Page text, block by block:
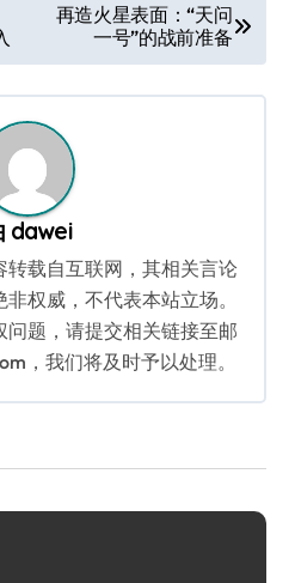
再造火星表面：“天问
一号”的战前准备
dawei
转载自互联网，其相关言论
权威，不代表本站立场。
题，请提交相关链接至邮
，我们将及时予以处理。